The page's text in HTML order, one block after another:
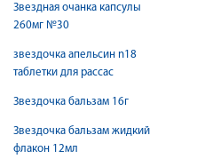
Звездная очанка капсулы
260мг №30
звездочка апельсин n18
таблетки для рассас
Звездочка бальзам 16г
Звездочка бальзам жидкий
флакон 12мл